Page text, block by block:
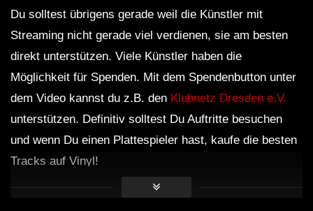
Du solltest übrigens gerade weil die Künstler mit
Streaming nicht gerade viel verdienen, sie am besten
direkt unterstützen. Viele Künstler haben die
Möglichkeit für Spenden. Mit dem Spendenbutton unter
dem Video kannst du z.B. den Klubnetz Dresden e.V.
unterstützen. Definitiv solltest Du Auftritte besuchen
und wenn Du einen Plattespieler hast, kaufe die besten
Tracks auf Vinyl!